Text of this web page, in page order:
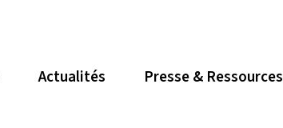
Actualités Presse & Ressources